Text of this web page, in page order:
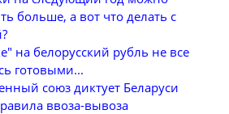
больше, а вот что делать с
на белорусский рубль не все
готовыми...
союз диктует Беларуси
ввоза-вывоза